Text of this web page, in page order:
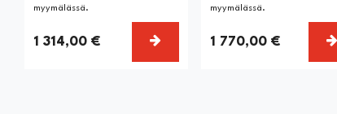
myymälässä.
1 314,00 € VALITSE VAIHTOEHTO
myymälässä.
1 770,00 €